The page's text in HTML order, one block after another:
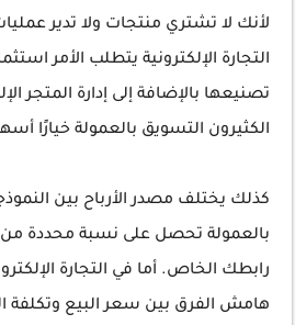
لأنك لا تشتري منتجات ولا تدير
التجارة الإلكترونية يتطلب الأمر
تصنيعها بالإضافة إلى إدارة المتجر
الكثيرون التسويق بالعمولة خيارًا
كذلك يختلف مصدر الأرباح بين
بالعمولة تحصل على نسبة محددة من
رابطك الخاص. أما في التجارة
هامش الفرق بين سعر البيع وتكلفة